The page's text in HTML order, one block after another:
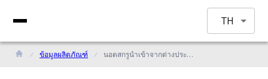
TH
ข้อมูลผลิตภัณฑ์ นอตสกรูนำเข้าจากต่างประเทศ (ประเทศจีน ไต้หวัน เวียดนาม ฯลฯ) ที่ผ่านการตรวจสอบคุณภาพภายในจากเรา